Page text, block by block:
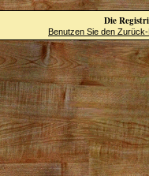
Die
Benutzen Sie den